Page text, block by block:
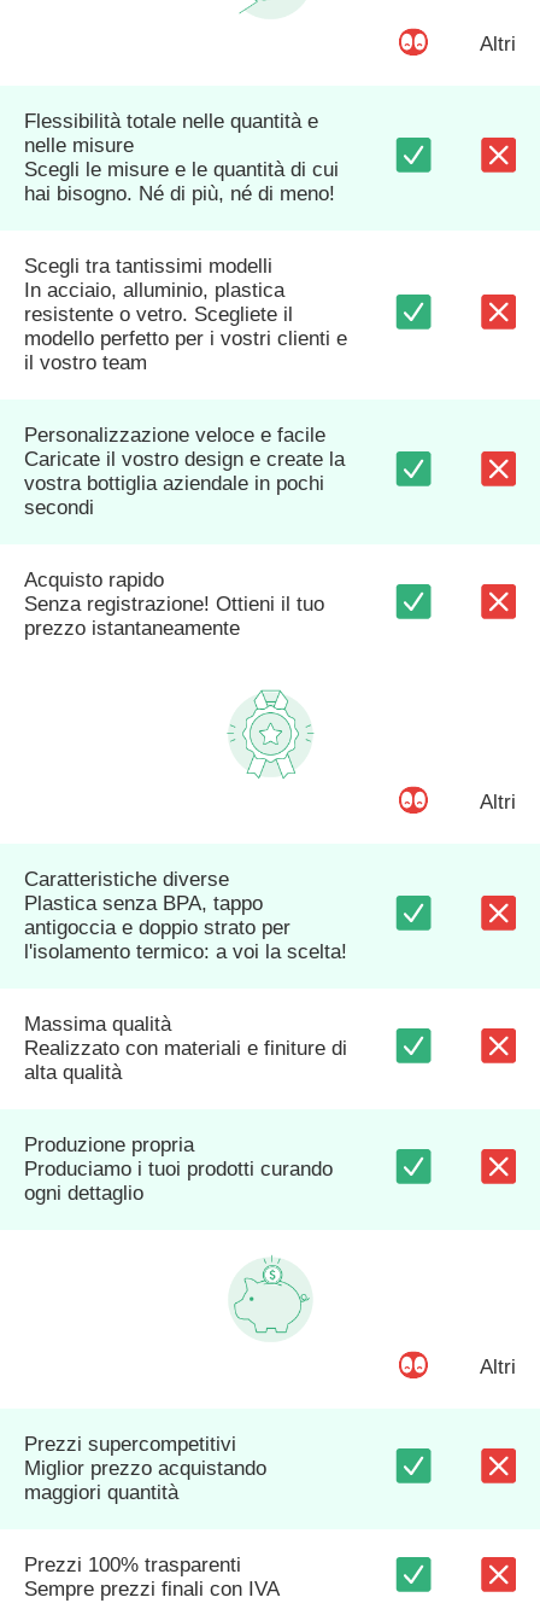
Altri
Flessibilità totale nelle quantità e
nelle misure
Scegli le misure e le quantità di cui
hai bisogno. Né di più, né di meno!
Scegli tra tantissimi modelli
In acciaio, alluminio, plastica
resistente o vetro. Scegliete il
modello perfetto per i vostri clienti e
il vostro team
Personalizzazione veloce e facile
Caricate il vostro design e create la
vostra bottiglia aziendale in pochi
secondi
Acquisto rapido
Senza registrazione! Ottieni il tuo
prezzo istantaneamente
Altri
Caratteristiche diverse
Plastica senza BPA, tappo
antigoccia e doppio strato per
l'isolamento termico: a voi la scelta!
Massima qualità
Realizzato con materiali e finiture di
alta qualità
Produzione propria
Produciamo i tuoi prodotti curando
ogni dettaglio
Altri
Prezzi supercompetitivi
Miglior prezzo acquistando
maggiori quantità
Prezzi 100% trasparenti
Sempre prezzi finali con IVA